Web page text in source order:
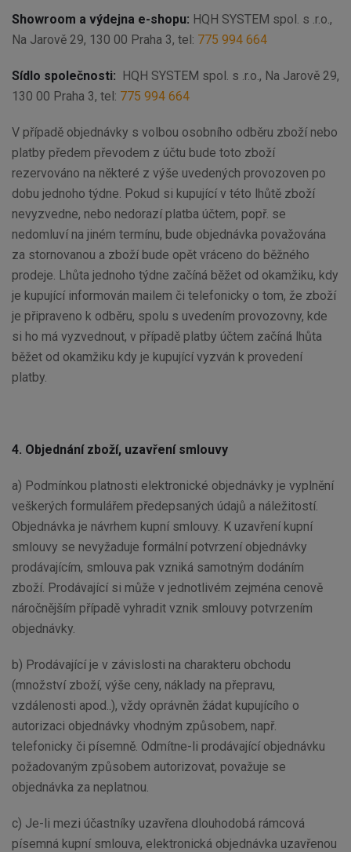
Showroom a výdejna e-shopu: HQH SYSTEM spol. s .r.o.,
Na Jarově 29, 130 00 Praha 3, tel: 775 994 664
Sídlo společnosti: HQH SYSTEM spol. s .r.o., Na Jarově 29,
130 00 Praha 3, tel: 775 994 664
V případě objednávky s volbou osobního odběru zboží nebo
platby předem převodem z účtu bude toto zboží
rezervováno na některé z výše uvedených provozoven po
dobu jednoho týdne. Pokud si kupující v této lhůtě zboží
nevyzvedne, nebo nedorazí platba účtem, popř. se
nedomluví na jiném termínu, bude objednávka považována
za stornovanou a zboží bude opět vráceno do běžného
prodeje. Lhůta jednoho týdne začíná běžet od okamžiku, kdy
je kupující informován mailem či telefonicky o tom, že zboží
je připraveno k odběru, spolu s uvedením provozovny, kde
si ho má vyzvednout, v případě platby účtem začíná lhůta
běžet od okamžiku kdy je kupující vyzván k provedení
platby.
4. Objednání zboží, uzavření smlouvy
a) Podmínkou platnosti elektronické objednávky je vyplnění
veškerých formulářem předepsaných údajů a náležitostí.
Objednávka je návrhem kupní smlouvy. K uzavření kupní
smlouvy se nevyžaduje formální potvrzení objednávky
prodávajícím, smlouva pak vzniká samotným dodáním
zboží. Prodávající si může v jednotlivém zejména cenově
náročnějším případě vyhradit vznik smlouvy potvrzením
objednávky.
b) Prodávající je v závislosti na charakteru obchodu
(množství zboží, výše ceny, náklady na přepravu,
vzdálenosti apod..), vždy oprávněn žádat kupujícího o
autorizaci objednávky vhodným způsobem, např.
telefonicky či písemně. Odmítne-li prodávající objednávku
požadovaným způsobem autorizovat, považuje se
objednávka za neplatnou.
c) Je-li mezi účastníky uzavřena dlouhodobá rámcová
písemná kupní smlouva, elektronická objednávka uzavřenou